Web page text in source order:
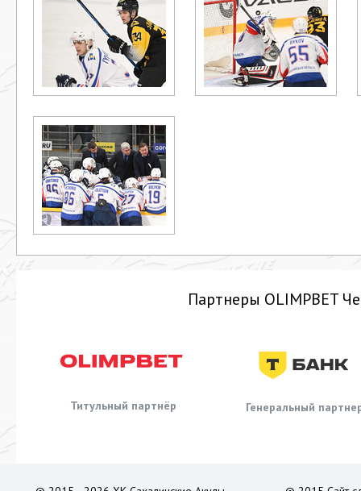
Партнеры OLIMPBET
Титульный партнёр Генеральный